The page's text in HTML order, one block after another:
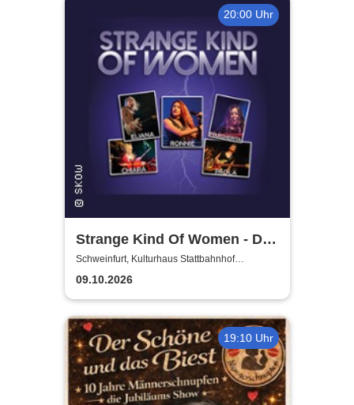
20:00 Uhr
Strange Kind Of Women - Die
einzigen weiblichen Deep
Purple Classics
Schweinfurt, Kulturhaus Stattbahnhof
Schweinfurt
09.10.2026
19:10 Uhr